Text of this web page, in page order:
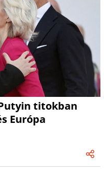
titokban
Európa